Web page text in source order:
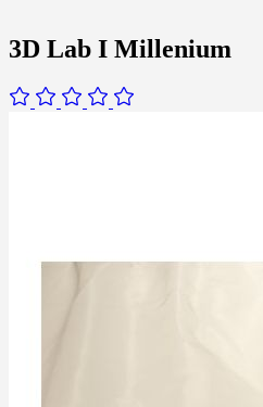
3D Lab I Millenium